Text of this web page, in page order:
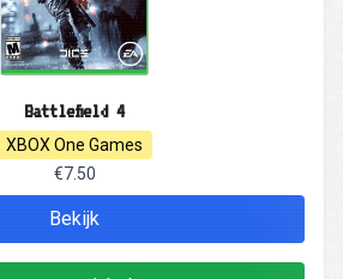
Battlefield 4
XBOX One Games
€7.50
Bekijk